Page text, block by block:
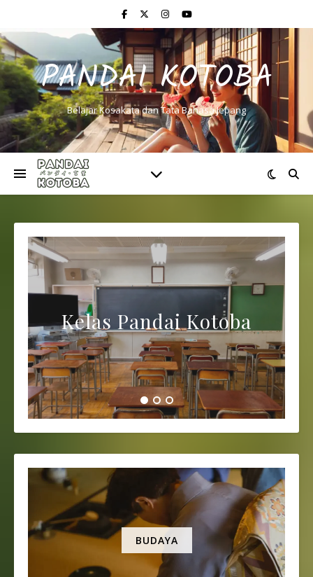
PANDAI KOTOBA
Belajar Kosakata dan Tata Bahasa Jepang
Kelas Pandai Kotoba
BUDAYA